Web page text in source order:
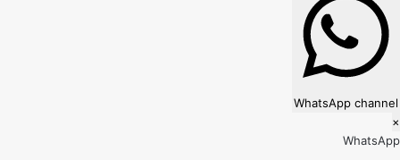
WhatsApp channel
×
WhatsApp